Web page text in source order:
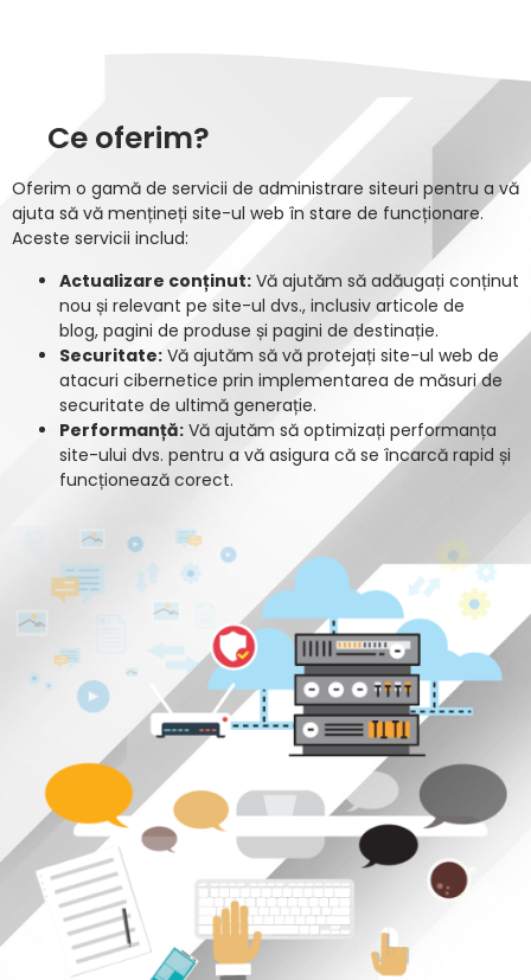
Ce oferim?
Oferim o gamă de servicii de administrare siteuri pentru a vă
ajuta să vă mențineți site-ul web în stare de funcționare.
Aceste servicii includ:
Actualizare conținut: Vă ajutăm să adăugați conținut
nou și relevant pe site-ul dvs., inclusiv articole de
blog, pagini de produse și pagini de destinație.
Securitate: Vă ajutăm să vă protejați site-ul web de
atacuri cibernetice prin implementarea de măsuri de
securitate de ultimă generație.
Performanță: Vă ajutăm să optimizați performanța
site-ului dvs. pentru a vă asigura că se încarcă rapid și
funcționează corect.